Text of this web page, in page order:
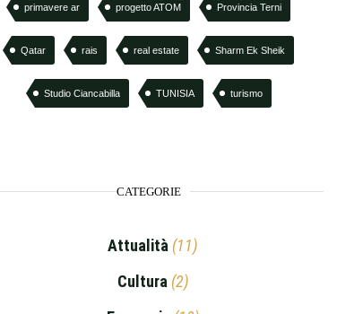
primavere ar progetto ATOM Provincia Terni
Qatar rais real estate Sharm Ek Sheik
Studio Ciancabilla TUNISIA turismo
CATEGORIE
Attualità (11)
Cultura (2)